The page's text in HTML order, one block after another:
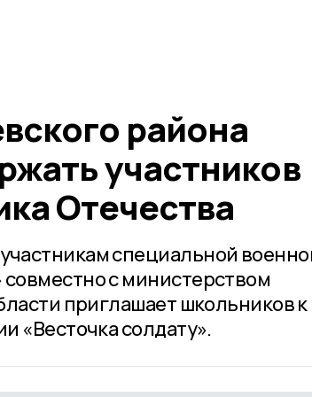
района
участников
Отечества
специальной
с министерством
приглашает школьников к
«Весточка солдату».